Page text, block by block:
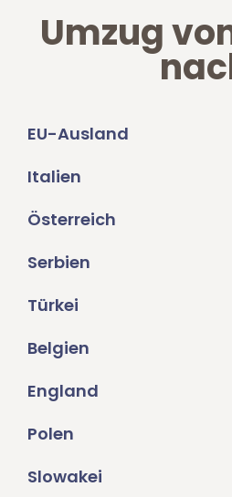
Umzug
EU-Ausland
Italien
Österreich
Serbien
Türkei
Belgien
England
Polen
Slowakei